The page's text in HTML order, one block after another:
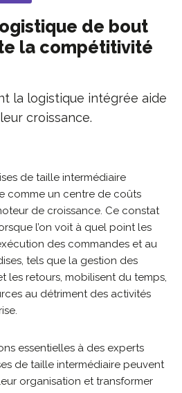
de bout
la compétitivité
la logistique intégrée aide
croissance.
de taille intermédiaire
comme un centre de coûts
de croissance. Ce constat
l’on voit à quel point les
des commandes et au
tels que la gestion des
les retours, mobilisent du temps,
au détriment des activités
essentielles à des experts
de taille intermédiaire peuvent
organisation et transformer